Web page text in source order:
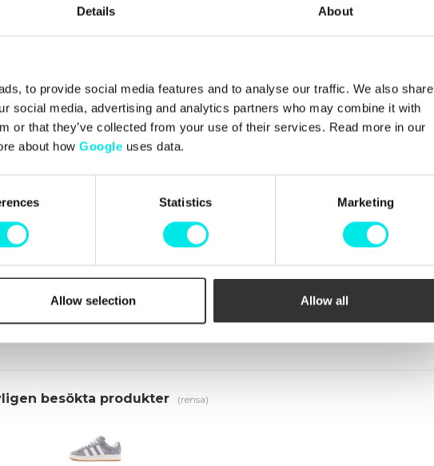
Details About
to provide social media features and to analyse our traffic. We also share
social media, advertising and analytics partners who may combine it with
or that they’ve collected from your use of their services. Read more in our
about how Google uses data.
Statistics Marketing
Allow selection Allow all
besökta produkter (rensa)